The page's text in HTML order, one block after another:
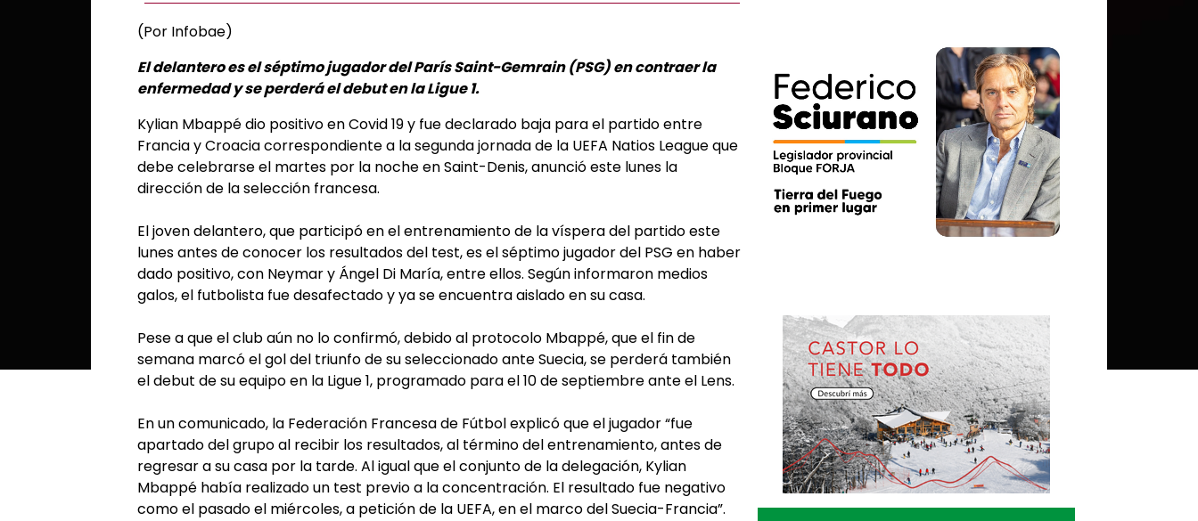
(Por Infobae)
El delantero es el séptimo jugador del París Saint-Gemrain (PSG) en contraer la
enfermedad y se perderá el debut en la Ligue 1.
Kylian Mbappé dio positivo en Covid 19 y fue declarado baja para el partido entre
Francia y Croacia correspondiente a la segunda jornada de la UEFA Natios League que
debe celebrarse el martes por la noche en Saint-Denis, anunció este lunes la
dirección de la selección francesa.
El joven delantero, que participó en el entrenamiento de la víspera del partido este
lunes antes de conocer los resultados del test, es el séptimo jugador del PSG en haber
dado positivo, con Neymar y Ángel Di María, entre ellos. Según informaron medios
galos, el futbolista fue desafectado y ya se encuentra aislado en su casa.
Pese a que el club aún no lo confirmó, debido al protocolo Mbappé, que el fin de
semana marcó el gol del triunfo de su seleccionado ante Suecia, se perderá también
el debut de su equipo en la Ligue 1, programado para el 10 de septiembre ante el Lens.
En un comunicado, la Federación Francesa de Fútbol explicó que el jugador “fue
apartado del grupo al recibir los resultados, al término del entrenamiento, antes de
regresar a su casa por la tarde. Al igual que el conjunto de la delegación, Kylian
Mbappé había realizado un test previo a la concentración. El resultado fue negativo
como el pasado el miércoles, a petición de la UEFA, en el marco del Suecia-Francia”.